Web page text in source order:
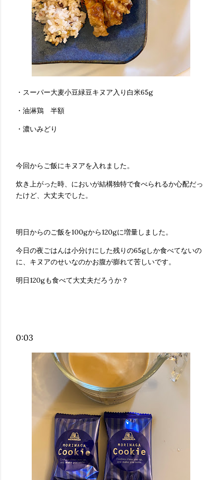
・スーパー大麦小豆緑豆キヌア入り白米65g
・油淋鶏 半額
・濃いみどり
今回からご飯にキヌアを入れました。
炊き上がった時、においが結構独特で食べられるか心配だっ
たけど、大丈夫でした。
明日からのご飯を100gから120gに増量しました。
今日の夜ごはんは小分けにした残りの65gしか食べてないの
に、キヌアのせいなのかお腹が膨れて苦しいです。
明日120gも食べて大丈夫だろうか？
0:03